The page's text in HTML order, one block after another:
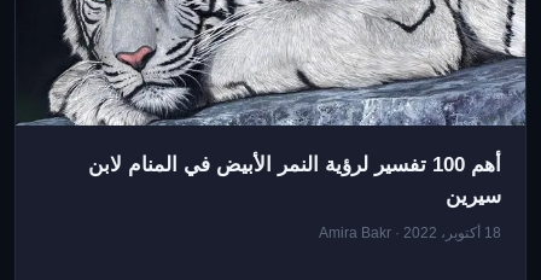
أهم 100 تفسير لرؤية النمر الأبيض في المنام لابن
سيرين
18 أكتوبر، 2022 · Amira Bakr